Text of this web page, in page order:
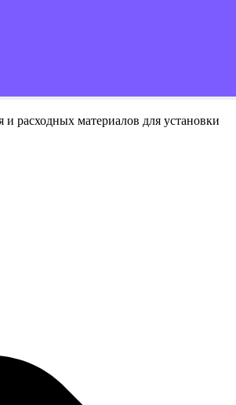
расходных материалов для установки